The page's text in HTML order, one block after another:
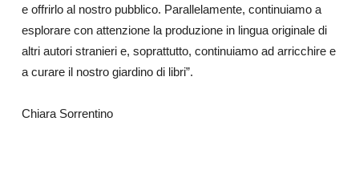
e offrirlo al nostro pubblico. Parallelamente, continuiamo a
esplorare con attenzione la produzione in lingua originale di
altri autori stranieri e, soprattutto, continuiamo ad arricchire e
a curare il nostro giardino di libri”.
Chiara Sorrentino